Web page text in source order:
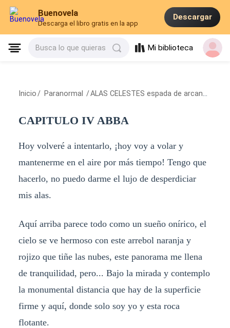
Buenovela
Descarga el libro gratis en la app
Descargar
Busca lo que quieras Mi biblioteca
Inicio / Paranormal /ALAS CELESTES espada de arcangel
CAPITULO IV ABBA
Hoy volveré a intentarlo, ¡hoy voy a volar y
mantenerme en el aire por más tiempo! Tengo que
hacerlo, no puedo darme el lujo de desperdiciar
mis alas.
Aquí arriba parece todo como un sueño onírico, el
cielo se ve hermoso con este arrebol naranja y
rojizo que tiñe las nubes, este panorama me llena
de tranquilidad, pero... Bajo la mirada y contemplo
la monumental distancia que hay de la superficie
firme y aquí, donde solo soy yo y esta roca
flotante.